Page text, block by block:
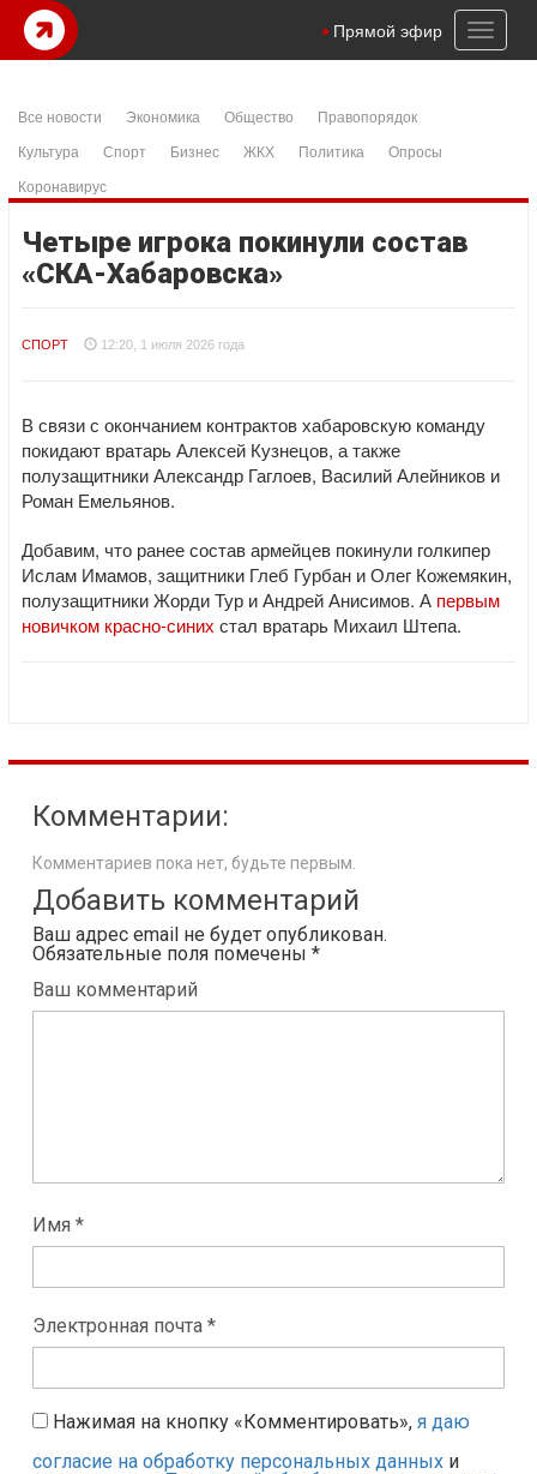
Toggle
Прямой эфир
Все новости Экономика Общество
Правопорядок
Культура
Спорт Бизнес ЖКХ Политика
Опросы
Коронавирус
Четыре игрока покинули состав
«СКА-Хабаровска»
СПОРТ 12:20, 1 июля 2026 года
В связи с окончанием контрактов хабаровскую команду
покидают вратарь Алексей Кузнецов, а также
полузащитники Александр Гаглоев, Василий Алейников и
Роман Емельянов.
Добавим, что ранее состав армейцев покинули голкипер
Ислам Имамов, защитники Глеб Гурбан и Олег Кожемякин,
полузащитники Жорди Тур и Андрей Анисимов. А первым
новичком красно-синих стал вратарь Михаил Штепа.
Комментарии:
Комментариев пока нет, будьте первым.
Добавить комментарий
Ваш адрес email не будет опубликован.
Обязательные поля помечены *
Ваш комментарий
Имя *
Электронная почта *
Нажимая на кнопку «Комментировать», я даю
согласие на обработку персональных данных и